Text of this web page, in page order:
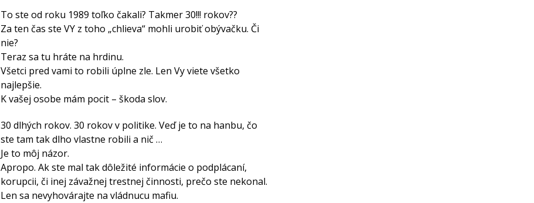
To ste od roku 1989 toľko čakali? Takmer 30!!! rokov??
Za ten čas ste VY z toho „chlieva“ mohli urobiť obývačku. Či
nie?
Teraz sa tu hráte na hrdinu.
Všetci pred vami to robili úplne zle. Len Vy viete všetko
najlepšie.
K vašej osobe mám pocit – škoda slov.
30 dlhých rokov. 30 rokov v politike. Veď je to na hanbu, čo
ste tam tak dlho vlastne robili a nič …
Je to môj názor.
Apropo. Ak ste mal tak dôležité informácie o podplácaní,
korupcii, či inej závažnej trestnej činnosti, prečo ste nekonal.
Len sa nevyhovárajte na vládnucu mafiu.